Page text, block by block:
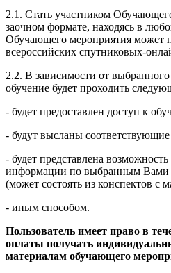
2.1. Стать участником
заочном формате, находясь в
Обучающего мероприятия может
всероссийских спутниковых-
2.2. В зависимости от
обучение будет проходить
- будет предоставлен доступ к
- будут высланы
- будет представлена
информации по выбранным
(может состоять из конспектов с
- иным способом.
Пользователь имеет право в
оплаты получать
материалам обучающего